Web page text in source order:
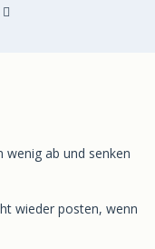
wenig ab und senken
wieder posten, wenn